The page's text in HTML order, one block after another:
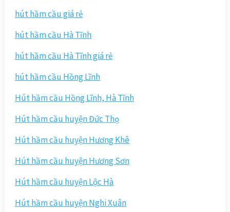
hút hầm cầu giá rẻ
hút hầm cầu Hà Tĩnh
hút hầm cầu Hà Tĩnh giá rẻ
hút hầm cầu Hồng Lĩnh
Hút hầm cầu Hồng Lĩnh, Hà Tĩnh
Hút hầm cầu huyện Đức Thọ
Hút hầm cầu huyện Hương Khê
Hút hầm cầu huyện Hương Sơn
Hút hầm cầu huyện Lộc Hà
Hút hầm cầu huyện Nghi Xuân